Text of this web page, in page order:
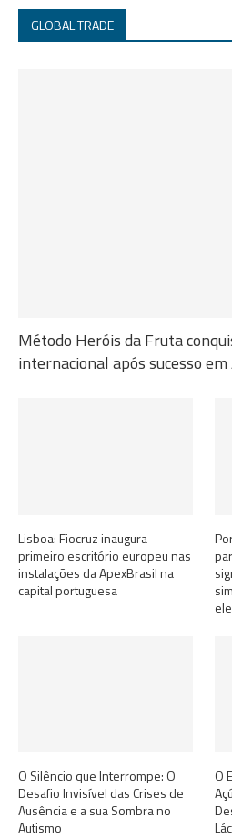
GLOBAL TRADE
Método Heróis da Fruta
internacional após sucesso
Lisboa: Fiocruz inaugura
primeiro escritório europeu nas
instalações da ApexBrasil na
capital portuguesa
O Silêncio que Interrompe: O
Desafio Invisível das Crises de
Ausência e a sua Sombra no
Autismo
O